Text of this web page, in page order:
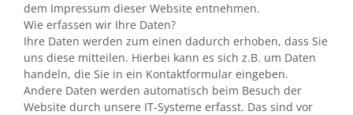
dem Impressum dieser Website entnehmen.
Wie erfassen wir Ihre Daten?
Ihre Daten werden zum einen dadurch erhoben, dass Sie
uns diese mitteilen. Hierbei kann es sich z.B. um Daten
handeln, die Sie in ein Kontaktformular eingeben.
Andere Daten werden automatisch beim Besuch der
Website durch unsere IT-Systeme erfasst. Das sind vor